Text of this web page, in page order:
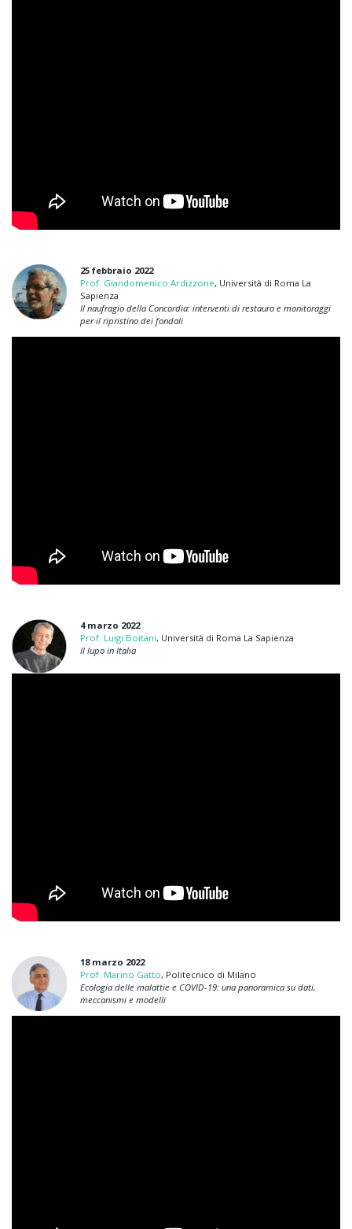
25 febbraio 2022
Prof. Giandomenico Ardizzone, Università di Roma La
Sapienza
Il naufragio della Concordia: interventi di restauro e monitoraggi
per il ripristino dei fondali
4 marzo 2022
Prof. Luigi Boitani, Università di Roma La Sapienza
Il lupo in Italia
18 marzo 2022
Prof. Marino Gatto, Politecnico di Milano
Ecologia delle malattie e COVID-19: una panoramica su dati,
meccanismi e modelli